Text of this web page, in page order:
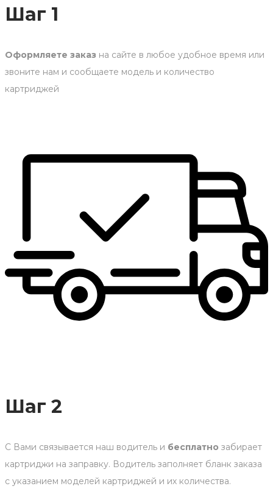
Шаг 1
Оформляете заказ на сайте в любое удобное время или
звоните нам и сообщаете модель и количество
картриджей
Шаг 2
С Вами связывается наш водитель и бесплатно забирает
картриджи на заправку. Водитель заполняет бланк заказа
с указанием моделей картриджей и их количества.